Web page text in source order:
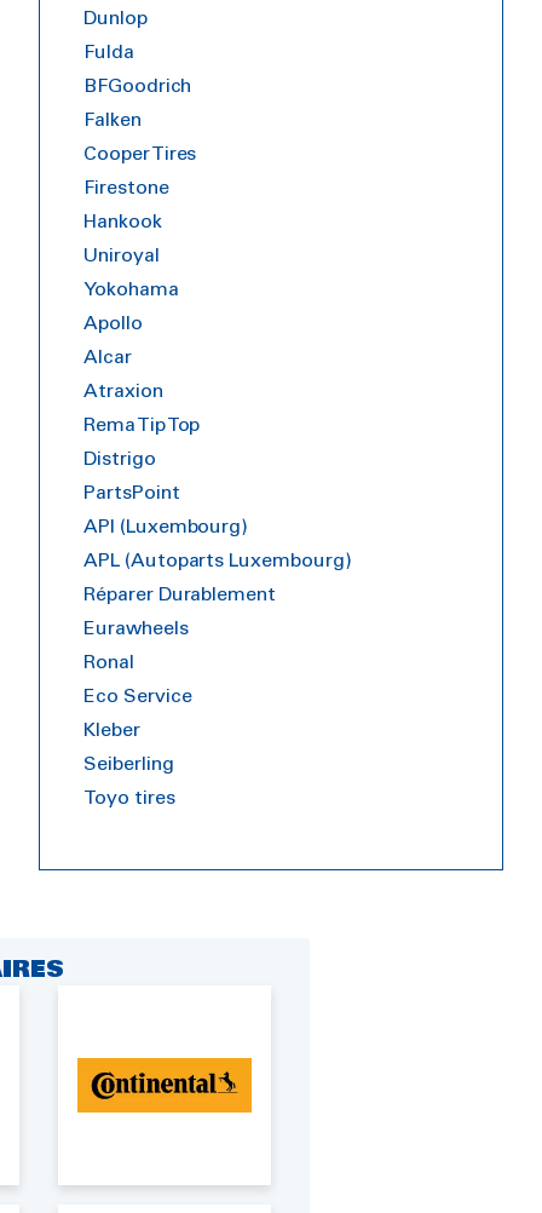
Dunlop
Fulda
BFGoodrich
Falken
Cooper Tires
Firestone
Hankook
Uniroyal
Yokohama
Apollo
Alcar
Atraxion
Rema Tip Top
Distrigo
PartsPoint
API (Luxembourg)
APL (Autoparts Luxembourg)
Réparer Durablement
Eurawheels
Ronal
Eco Service
Kleber
Seiberling
Toyo tires